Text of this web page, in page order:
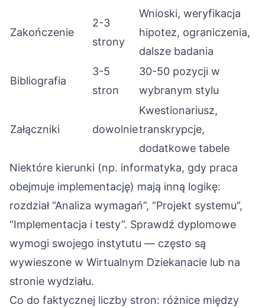
Zakończenie
2-3
strony
Wnioski, weryfikacja
hipotez, ograniczenia,
dalsze badania
Bibliografia
3-5
stron
30-50 pozycji w
wybranym stylu
Załączniki dowolnie
Kwestionariusz,
transkrypcje,
dodatkowe tabele
Niektóre kierunki (np. informatyka, gdy praca
obejmuje implementację) mają inną logikę:
rozdział “Analiza wymagań”, “Projekt systemu”,
“Implementacja i testy”. Sprawdź dyplomowe
wymogi swojego instytutu — często są
wywieszone w Wirtualnym Dziekanacie lub na
stronie wydziału.
Co do faktycznej liczby stron: różnice między